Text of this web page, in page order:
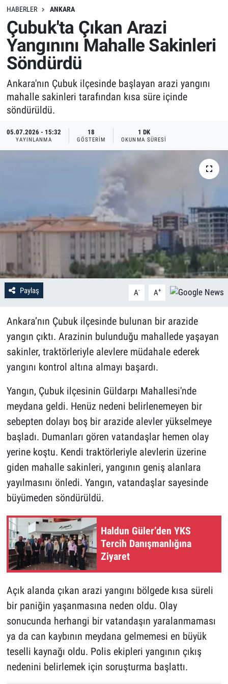
HABERLER ANKARA
Çubuk'ta Çıkan Arazi
Yangınını Mahalle Sakinleri
Söndürdü
Ankara'nın Çubuk ilçesinde başlayan arazi yangını
mahalle sakinleri tarafından kısa süre içinde
söndürüldü.
05.07.2026 - 15:32
YAYINLANMA
18
GÖSTERIM
1 DK
OKUNMA SÜRESI
Paylaş A- A+
Ankara’nın Çubuk ilçesinde bulunan bir arazide
yangın çıktı. Arazinin bulunduğu mahallede yaşayan
sakinler, traktörleriyle alevlere müdahale ederek
yangını kontrol altına almayı başardı.
Yangın, Çubuk ilçesinin Güldarpı Mahallesi'nde
meydana geldi. Henüz nedeni belirlenemeyen bir
sebepten dolayı boş bir arazide alevler yükselmeye
başladı. Dumanları gören vatandaşlar hemen olay
yerine koştu. Kendi traktörleriyle alevlerin üzerine
giden mahalle sakinleri, yangının geniş alanlara
yayılmasını önledi. Yangın, vatandaşlar sayesinde
büyümeden söndürüldü.
Haldun Güler’den YKS
Tercih Danışmanlığına
Ziyaret
Açık alanda çıkan arazi yangını bölgede kısa süreli
bir paniğin yaşanmasına neden oldu. Olay
sonucunda herhangi bir vatandaşın yaralanmaması
ya da can kaybının meydana gelmemesi en büyük
teselli kaynağı oldu. Polis ekipleri yangının çıkış
nedenini belirlemek için soruşturma başlattı.